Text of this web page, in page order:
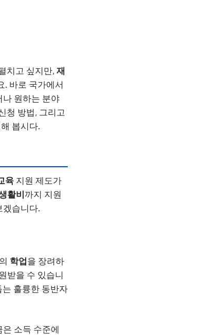
치고 싶지만, 재
. 바로 국가에서
나 원하는 분야
청 방법, 그리고
봅시다.
육 지원 제도가
활비까지 지원
겠습니다.
학업을 장려하
받을 수 있습니
는 훌륭한 동반자
은 소득 수준에